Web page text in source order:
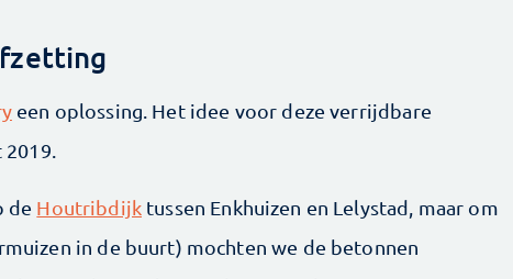
een oplossing. Het idee voor deze verrijdbare
de Houtribdijk tussen Enkhuizen en Lelystad, maar om
in de buurt) mochten we de betonnen